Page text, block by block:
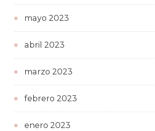
mayo 2023
abril 2023
marzo 2023
febrero 2023
enero 2023